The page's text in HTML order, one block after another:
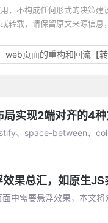
，不构成任何形式的决策
转载，请保留原文来源信
web页面的重构和回流【转
实现2端对齐的4种
、space-between、
果总汇，如原生
中需要悬浮效果，本文